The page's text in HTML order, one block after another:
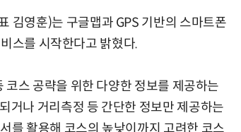
김영훈)는 구글맵과 GPS 기반의 스마트폰
스를 시작한다고 밝혔다.
스 공략을 위한 다양한 정보를 제공하는
거나 거리측정 등 간단한 정보만 제공하는
를 활용해 코스의 높낮이까지 고려한 코스
를 지원하는 AI Ready Data 플랫폼 활용 전략